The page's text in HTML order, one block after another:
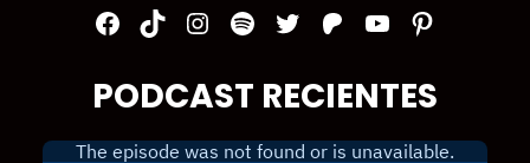
Facebook TikTok Instagram Spotify Twitter Patreon YouTube Pinterest
PODCAST RECIENTES